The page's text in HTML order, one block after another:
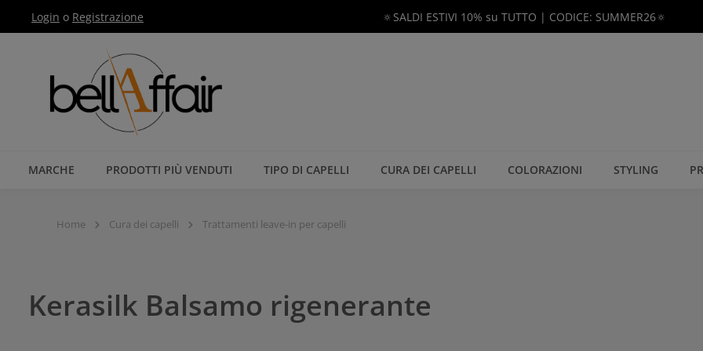
alla navigazione principale
Login o Registrazione 🔅SALDI ESTIVI 10% su TUTTO | CODICE: SUMMER26🔅
MARCHE PRODOTTI PIÙ VENDUTI TIPO DI CAPELLI CURA DEI CAPELLI COLORAZIONI STYLING
Home Cura dei capelli Trattamenti leave-in per capelli
Kerasilk Balsamo rigenerante